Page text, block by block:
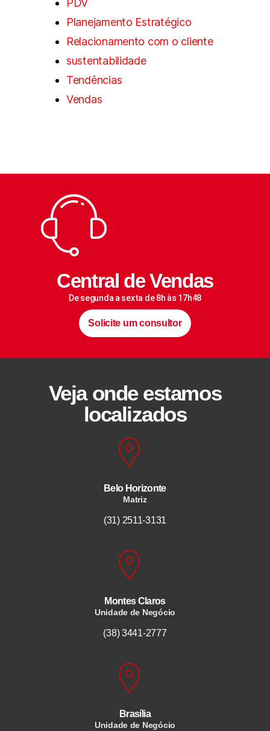
PDV
Planejamento Estratégico
Relacionamento com o cliente
sustentabilidade
Tendências
Vendas
Central de Vendas
De segunda a sexta de 8h às 17h48
Solicite um consultor
Veja onde estamos
localizados
Belo Horizonte
Matriz
(31) 2511-3131
Montes Claros
Unidade de Negócio
(38) 3441-2777
Brasília
Unidade de Negócio